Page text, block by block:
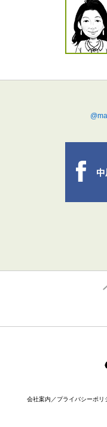
会社案内／プライバシーポリ